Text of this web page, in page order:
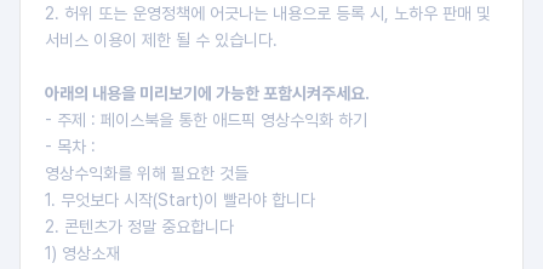
2. 허위 또는 운영정책에 어긋나는 내용으로 등록 시, 노하우 판매 및
서비스 이용이 제한 될 수 있습니다.
아래의 내용을 미리보기에 가능한 포함시켜주세요.
- 주제 : 페이스북을 통한 애드픽 영상수익화 하기
- 목차 :
영상수익화를 위해 필요한 것들
1. 무엇보다 시작(Start)이 빨라야 합니다
2. 콘텐츠가 정말 중요합니다
1) 영상소재